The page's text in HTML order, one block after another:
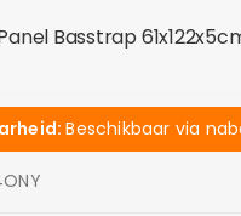
Basstrap
Beschikbaar via